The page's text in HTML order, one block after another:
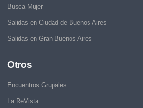
Busca Mujer
Salidas en Ciudad de Buenos Aires
Salidas en Gran Buenos Aires
Otros
Encuentros Grupales
La ReVista